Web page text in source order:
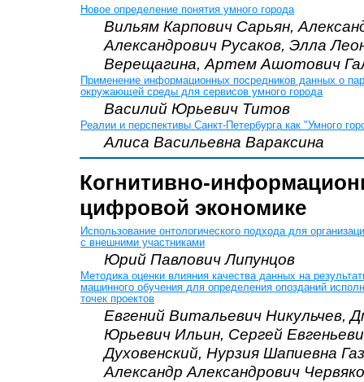
Новое определение понятия умного города
Вильям Карпович Сарьян,
Александрович Русаков, Элла
Верещагина, Артем Ашотович
Применение информационных посредников данных о
окружающей среды для сервисов умного города
Василий Юрьевич Титов
Реалии и перспективы Санкт-Петербурга как "Умного
Алиса Васильевна Вараксина
Когнитивно-
цифровой экономике
Использование онтологического подхода для
с внешними участниками
Юрий Павлович Липунцов
Методика оценки влияния качества данных на
машинного обучения для определения опозданий
точек проектов
Евгений Витальевич Никульчев,
Юрьевич Ильин, Сергей
Духовенский, Нурзия Шапиевна
Александр Александрович